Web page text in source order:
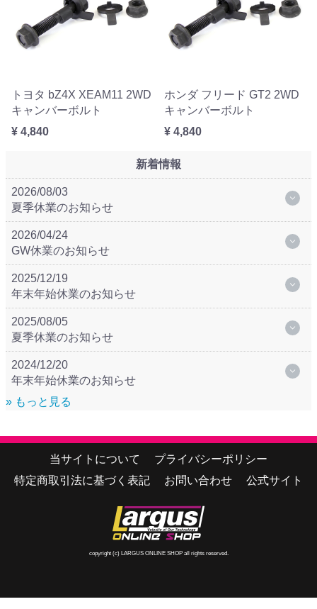
トヨタ bZ4X XEAM11 2WD
キャンバーボルト
¥ 4,840
ホンダ フリード GT2 2WD
キャンバーボルト
¥ 4,840
新着情報
2026/08/03
夏季休業のお知らせ
2026/04/24
GW休業のお知らせ
2025/12/19
年末年始休業のお知らせ
2025/08/05
夏季休業のお知らせ
2024/12/20
年末年始休業のお知らせ
» もっと見る
当サイトについて
プライバシーポリシー
特定商取引法に基づく表記
お問い合わせ 公式サイト
copyright (c) LARGUS ONLINE SHOP all rights reserved.